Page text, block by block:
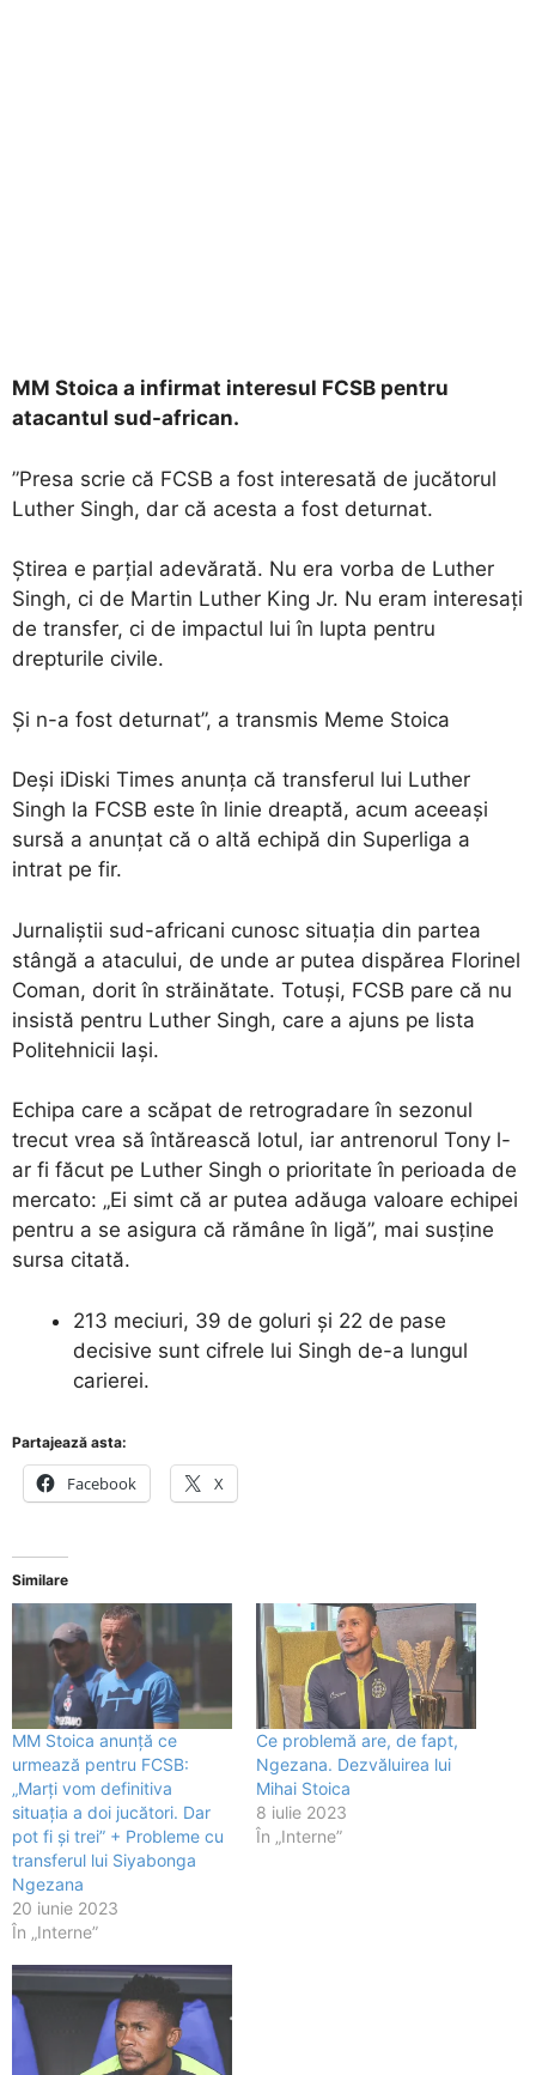
MM Stoica a infirmat interesul FCSB pentru
atacantul sud-african.
”Presa scrie că FCSB a fost interesată de jucătorul
Luther Singh, dar că acesta a fost deturnat.
Ştirea e parţial adevărată. Nu era vorba de Luther
Singh, ci de Martin Luther King Jr. Nu eram interesaţi
de transfer, ci de impactul lui în lupta pentru
drepturile civile.
Şi n-a fost deturnat”, a transmis Meme Stoica
Deşi iDiski Times anunţa că transferul lui Luther
Singh la FCSB este în linie dreaptă, acum aceeaşi
sursă a anunţat că o altă echipă din Superliga a
intrat pe fir.
Jurnaliştii sud-africani cunosc situaţia din partea
stângă a atacului, de unde ar putea dispărea Florinel
Coman, dorit în străinătate. Totuşi, FCSB pare că nu
insistă pentru Luther Singh, care a ajuns pe lista
Politehnicii Iaşi.
Echipa care a scăpat de retrogradare în sezonul
trecut vrea să întărească lotul, iar antrenorul Tony l-
ar fi făcut pe Luther Singh o prioritate în perioada de
mercato: „Ei simt că ar putea adăuga valoare echipei
pentru a se asigura că rămâne în ligă”, mai susţine
sursa citată.
213 meciuri, 39 de goluri şi 22 de pase
decisive sunt cifrele lui Singh de-a lungul
carierei.
Partajează asta:
Facebook X
Similare
MM Stoica anunță ce
urmează pentru FCSB:
„Marți vom definitiva
situația a doi jucători. Dar
pot fi și trei” + Probleme cu
transferul lui Siyabonga
Ngezana
20 iunie 2023
În „Interne”
Ce problemă are, de fapt,
Ngezana. Dezvăluirea lui
Mihai Stoica
8 iulie 2023
În „Interne”